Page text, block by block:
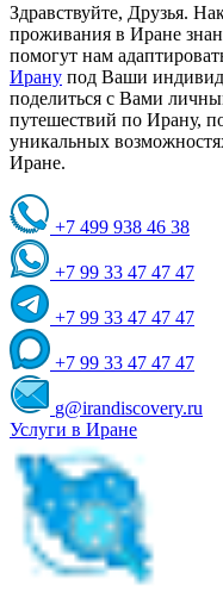
Здравствуйте, Друзья.
проживания в Иране
помогут нам
Ирану под Ваши
поделиться с Вами
путешествий по Ирану,
уникальных
Иране.
+7 499 938 46 38
+7 99 33 47 47 47
+7 99 33 47 47 47
+7 99 33 47 47 47
g@irandiscovery.ru
Услуги в Иране